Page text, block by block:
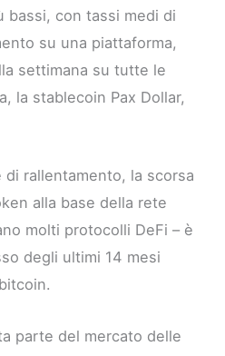
bassi, con tassi medi di
su una piattaforma,
settimana su tutte le
la stablecoin Pax Dollar,
rallentamento, la scorsa
alla base della rete
molti protocolli DeFi – è
degli ultimi 14 mesi
parte del mercato delle